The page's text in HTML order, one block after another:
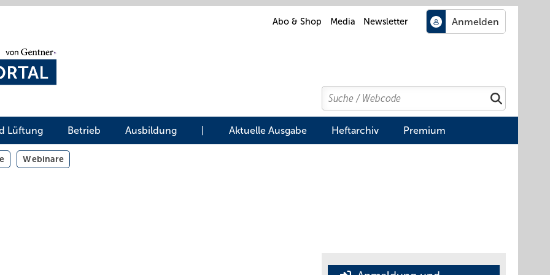
Abo & Shop Media Newsletter
Search
Suchen
Lüftung Betrieb Ausbildung Aktuelle Ausgabe Heftarchiv Premium
Webinare